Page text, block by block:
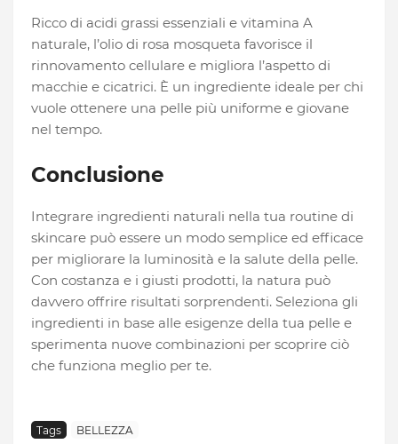
Ricco di acidi grassi essenziali e vitamina A
naturale, l’olio di rosa mosqueta favorisce il
rinnovamento cellulare e migliora l’aspetto di
macchie e cicatrici. È un ingrediente ideale per chi
vuole ottenere una pelle più uniforme e giovane
nel tempo.
Conclusione
Integrare ingredienti naturali nella tua routine di
skincare può essere un modo semplice ed efficace
per migliorare la luminosità e la salute della pelle.
Con costanza e i giusti prodotti, la natura può
davvero offrire risultati sorprendenti. Seleziona gli
ingredienti in base alle esigenze della tua pelle e
sperimenta nuove combinazioni per scoprire ciò
che funziona meglio per te.
Tags BELLEZZA